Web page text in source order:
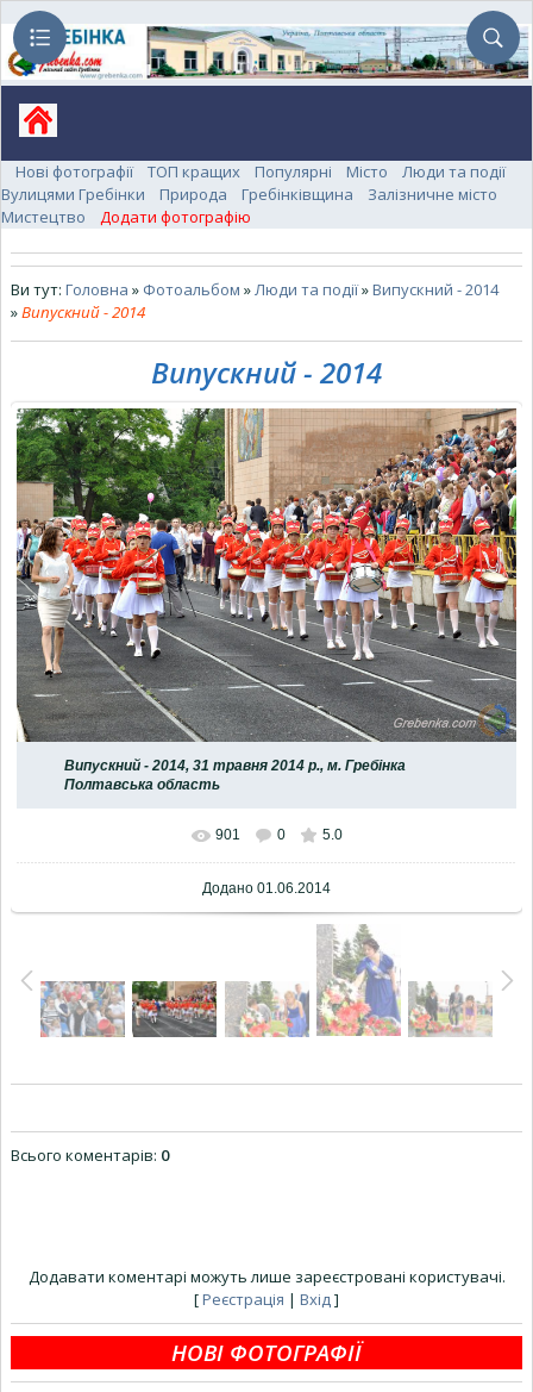
Нові фотографії ТОП кращих Популярні Місто
Люди та події
Вулицями Гребінки
Природа Гребінківщина
Залізничне місто
Мистецтво
Додати фотографію
Ви тут: Головна » Фотоальбом » Люди та події»Випускний - 2014
»Випускний - 2014
Випускний - 2014
Випускний - 2014, 31 травня 2014 р., м. Гребінка
Полтавська область
901 0 5.0
Додано 01.06.2014
Всього коментарів: 0
Додавати коментарі можуть лише зареєстровані користувачі.
[Реєстрація | Вхід ]
НОВІ ФОТОГРАФІЇ